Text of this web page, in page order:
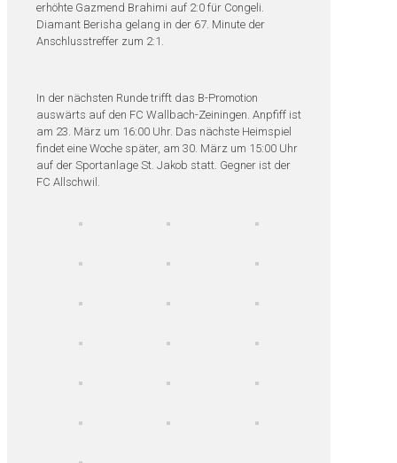
erhöhte Gazmend Brahimi auf 2:0 für Congeli.
Diamant Berisha gelang in der 67. Minute der
Anschlusstreffer zum 2:1.
In der nächsten Runde trifft das B-Promotion
auswärts auf den FC Wallbach-Zeiningen. Anpfiff ist
am 23. März um 16:00 Uhr. Das nächste Heimspiel
findet eine Woche später, am 30. März um 15:00 Uhr
auf der Sportanlage St. Jakob statt. Gegner ist der
FC Allschwil.